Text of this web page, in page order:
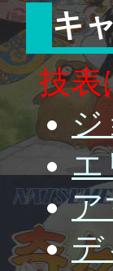
キ
技表
エ
ア
デ